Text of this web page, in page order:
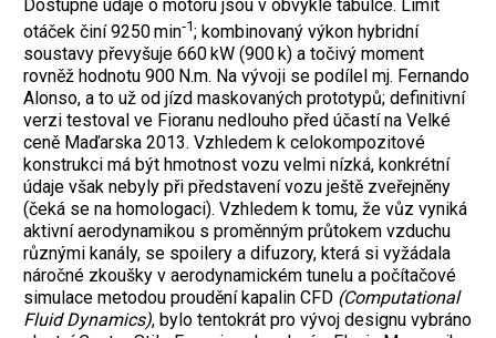
Dostupné údaje o motoru jsou v obvyklé tabulce. Limit
otáček činí 9250 min‑1; kombinovaný výkon hybridní
soustavy převyšuje 660 kW (900 k) a točivý moment
rovněž hodnotu 900 N.m. Na vývoji se podílel mj. Fernando
Alonso, a to už od jízd maskovaných prototypů; definitivní
verzi testoval ve Fioranu nedlouho před účastí na Velké
ceně Maďarska 2013. Vzhledem k celokompozitové
konstrukci má být hmotnost vozu velmi nízká, konkrétní
údaje však nebyly při představení vozu ještě zveřejněny
(čeká se na homologaci). Vzhledem k tomu, že vůz vyniká
aktivní aerodynamikou s proměnným průtokem vzduchu
různými kanály, se spoilery a difuzory, která si vyžádala
náročné zkoušky v aerodynamickém tunelu a počítačové
simulace metodou proudění kapalin CFD (Computational
Fluid Dynamics), bylo tentokrát pro vývoj designu vybráno